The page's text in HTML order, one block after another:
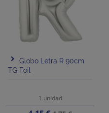
Globo Letra R 90cm
TG Foil
1 unidad